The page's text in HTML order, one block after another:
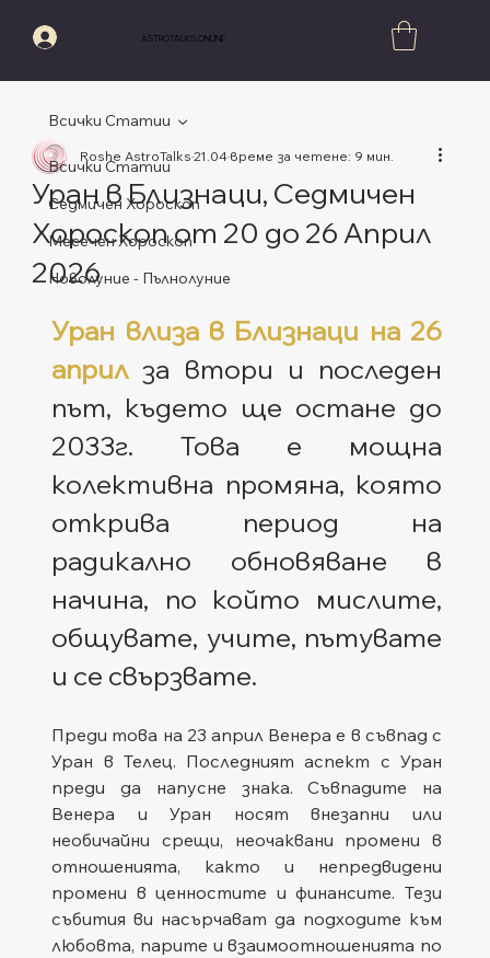
ASTROTALKS.ONLINE
Всички Статии
Седмичен Хороскоп
Месечен Хороскоп
Новолуние - Пълнолуние
Всички Статии
Уран в Близнаци, Седмичен
Хороскоп от 20 до 26 Април
2026
Roshe AstroTalks21.04време за четене: 9 мин.
Уран влиза в Близнаци на 26
април за втори и последен
път, където ще остане до
2033г. Това е мощна
колективна промяна, която
открива период на
радикално обновяване в
начина, по който мислите,
общувате, учите, пътувате
и се свързвате.
Преди това на 23 април Венера е в съвпад с
Уран в Телец. Последният аспект с Уран
преди да напусне знака. Съвпадите на
Венера и Уран носят внезапни или
необичайни срещи, неочаквани промени в
отношенията, както и непредвидени
промени в ценностите и финансите. Тези
събития ви насърчават да подходите към
любовта, парите и взаимоотношенията по